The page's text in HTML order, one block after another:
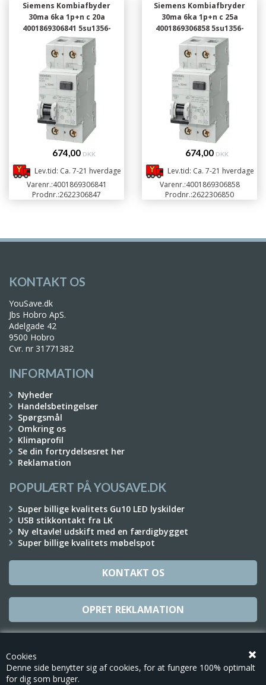
Cookies
Denne side benytter sig af cookies, for at fungere 100% optimalt
for dig som bruger.
Siemens Kombiafbyder
30ma 6ka 1p+n c 20a
4001869306841 5su1356-
7kk20
674,00 DKK
Lev.tid: Ca. 7-21 hverdage
Varenr.:4001869306841
Prodnr.:2622306847
Siemens Kombiafbryder
30ma 6ka 1p+n c 25a
4001869306858 5su1356-
7kk25
674,00 DKK
Lev.tid: Ca. 7-21 hverdage
Varenr.:4001869306858
Prodnr.:2622306850
KONTAKT OS
YouSave.dk
Jbs Hobro ApS.
Adelgade 42
9500 Hobro
Cvr. nr 31771382
INFORMATION
Nyheder
Handelsbetingelser
Spørgsmål
Omkring os
Klimaprofil
Se din fortrydelsesret her
Reklamation
POPULÆRT PÅ YOUSAVE.DK
Super billige kvalitets Gu10 LED lyskilder
USB stikkontakt fra LK
Ny eltavle! udskift med en færdigbygget
Super billige kvalitets møbelspot
KONTAKT OS
OPRET REKLAMATION